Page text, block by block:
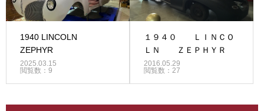
1940 LINCOLN
ZEPHYR
2025.03.15
閲覧数：9
１９４０ ＬＩＮＣＯ
ＬＮ ＺＥＰＨＹＲ
2016.05.29
閲覧数：27